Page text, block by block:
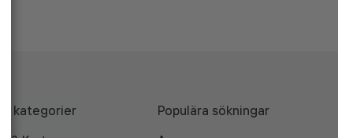
kategorier
Populära sökningar